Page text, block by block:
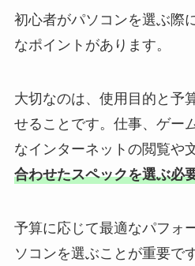
初心者がパソコンを選ぶ際
なポイントがあります。
大切なのは、使用目的と予
せることです。仕事、ゲー
なインターネットの閲覧や
合わせたスペックを選ぶ必
予算に応じて最適なパフォ
ソコンを選ぶことが重要で